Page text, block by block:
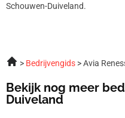
Schouwen-Duiveland.
Bedrijvengids Avia
Bekijk nog meer
Duiveland